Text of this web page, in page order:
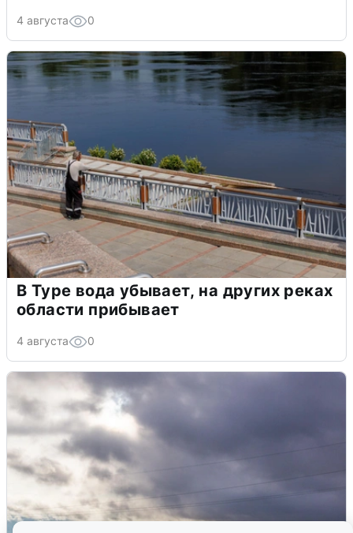
4 августа 0
В Туре вода убывает, на других реках
области прибывает
4 августа 0